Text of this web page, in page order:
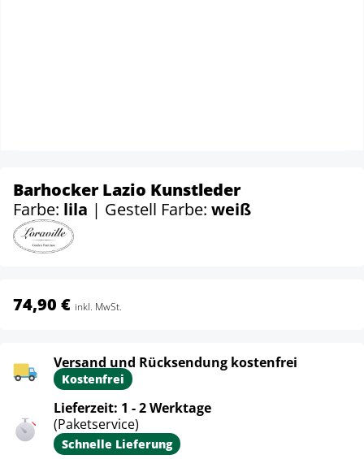
Barhocker Lazio Kunstleder
Farbe: lila | Gestell Farbe: weiß
74,90 € inkl. MwSt.
Versand und Rücksendung kostenfrei
Kostenfrei
Lieferzeit: 1 - 2 Werktage
(Paketservice)
Schnelle Lieferung